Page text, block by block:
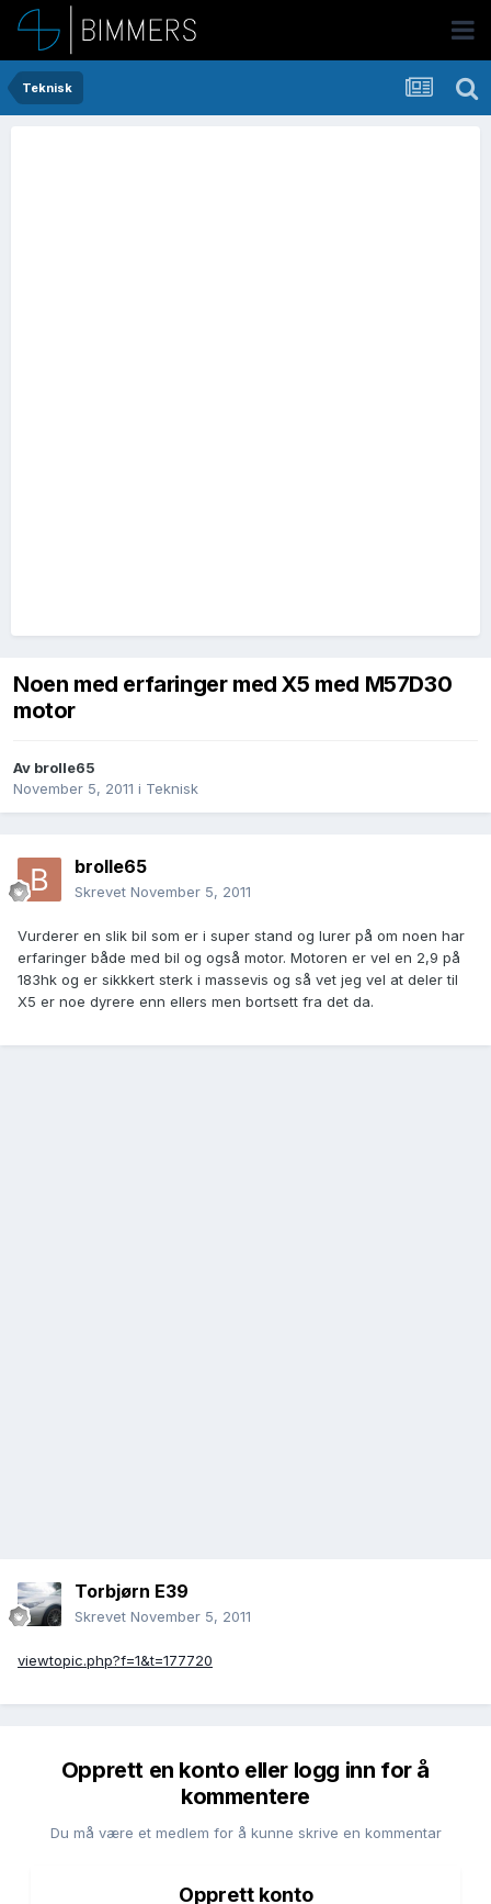
Teknisk
Noen med erfaringer med X5 med M57D30
motor
Av brolle65
November 5, 2011 i Teknisk
brolle65
Skrevet November 5, 2011
Vurderer en slik bil som er i super stand og lurer på om noen har
erfaringer både med bil og også motor. Motoren er vel en 2,9 på
183hk og er sikkkert sterk i massevis og så vet jeg vel at deler til
X5 er noe dyrere enn ellers men bortsett fra det da.
Torbjørn E39
Skrevet November 5, 2011
viewtopic.php?f=1&t=177720
Opprett en konto eller logg inn for å
kommentere
Du må være et medlem for å kunne skrive en kommentar
Opprett konto